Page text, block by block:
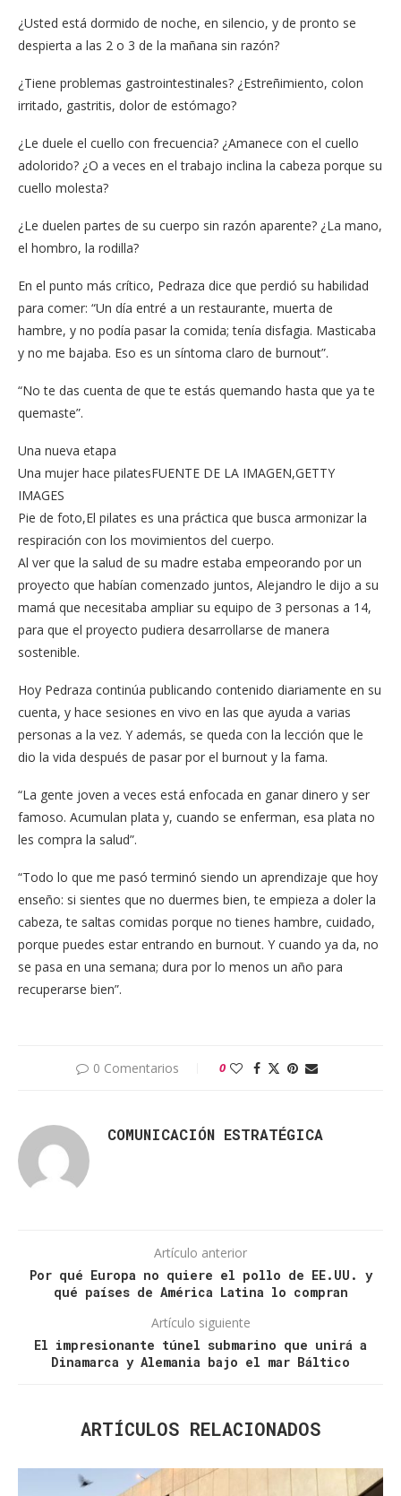
¿Usted está dormido de noche, en silencio, y de pronto se
despierta a las 2 o 3 de la mañana sin razón?
¿Tiene problemas gastrointestinales? ¿Estreñimiento, colon
irritado, gastritis, dolor de estómago?
¿Le duele el cuello con frecuencia? ¿Amanece con el cuello
adolorido? ¿O a veces en el trabajo inclina la cabeza porque su
cuello molesta?
¿Le duelen partes de su cuerpo sin razón aparente? ¿La mano,
el hombro, la rodilla?
En el punto más crítico, Pedraza dice que perdió su habilidad
para comer: “Un día entré a un restaurante, muerta de
hambre, y no podía pasar la comida; tenía disfagia. Masticaba
y no me bajaba. Eso es un síntoma claro de burnout”.
“No te das cuenta de que te estás quemando hasta que ya te
quemaste”.
Una nueva etapa
Una mujer hace pilatesFUENTE DE LA IMAGEN,GETTY
IMAGES
Pie de foto,El pilates es una práctica que busca armonizar la
respiración con los movimientos del cuerpo.
Al ver que la salud de su madre estaba empeorando por un
proyecto que habían comenzado juntos, Alejandro le dijo a su
mamá que necesitaba ampliar su equipo de 3 personas a 14,
para que el proyecto pudiera desarrollarse de manera
sostenible.
Hoy Pedraza continúa publicando contenido diariamente en su
cuenta, y hace sesiones en vivo en las que ayuda a varias
personas a la vez. Y además, se queda con la lección que le
dio la vida después de pasar por el burnout y la fama.
“La gente joven a veces está enfocada en ganar dinero y ser
famoso. Acumulan plata y, cuando se enferman, esa plata no
les compra la salud”.
“Todo lo que me pasó terminó siendo un aprendizaje que hoy
enseño: si sientes que no duermes bien, te empieza a doler la
cabeza, te saltas comidas porque no tienes hambre, cuidado,
porque puedes estar entrando en burnout. Y cuando ya da, no
se pasa en una semana; dura por lo menos un año para
recuperarse bien”.
0 Comentarios 0
COMUNICACIÓN ESTRATÉGICA
Artículo anterior
Por qué Europa no quiere el pollo de EE.UU. y
qué países de América Latina lo compran
Artículo siguiente
El impresionante túnel submarino que unirá a
Dinamarca y Alemania bajo el mar Báltico
ARTÍCULOS RELACIONADOS